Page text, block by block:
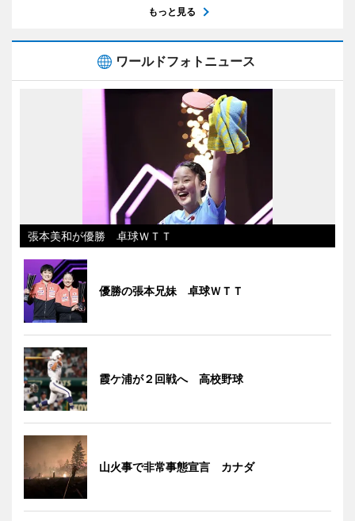
もっと見る
ワールドフォトニュース
張本美和が優勝 卓球ＷＴＴ
優勝の張本兄妹 卓球ＷＴＴ
霞ケ浦が２回戦へ 高校野球
山火事で非常事態宣言 カナダ